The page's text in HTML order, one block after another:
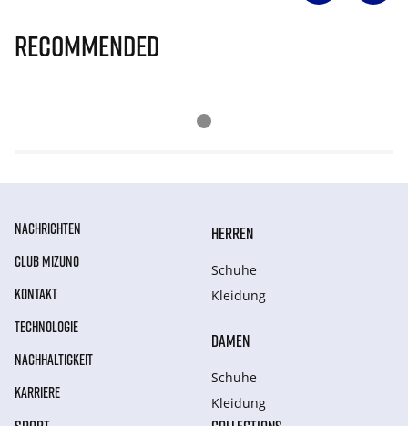
Recommended
NACHRICHTEN
CLUB MIZUNO
KONTAKT
TECHNOLOGIE
NACHHALTIGKEIT
KARRIERE
HERREN
Schuhe
Kleidung
DAMEN
Schuhe
Kleidung